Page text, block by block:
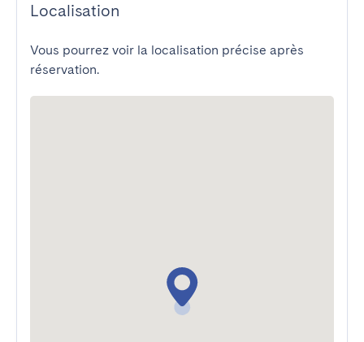
Localisation
Vous pourrez voir la localisation précise après
réservation.